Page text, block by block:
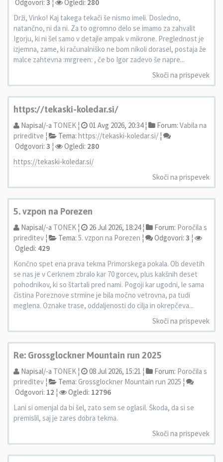
Odgovori: 3 ¦ Ogledi: 280
Drži, Vinko! Kaj takega tekači še nismo imeli. Dosledno,
natančno, ni da ni. Za to ogromno delo se imamo za zahvalit
Igorju, ki ni šel samo v detajle ampak v mikrone. Preglednost je
izjemna, zame, ki računalniško ne bom nikoli dorasel, postaja že
malce zahtevna :mrgreen: , če bo Igor zadevo še napre...
Skoči na prispevek
https://tekaski-koledar.si/
Napisal/-a TONEK ¦ 01 Avg 2026, 20:34 ¦ Forum: Vabila na
prireditve ¦ Tema: https://tekaski-koledar.si/ ¦
Odgovori: 3 ¦ Ogledi: 280
https://tekaski-koledar.si/
Skoči na prispevek
5. vzpon na Porezen
Napisal/-a TONEK ¦ 26 Jul 2026, 18:24 ¦ Forum: Poročila s
prireditev ¦ Tema: 5. vzpon na Porezen ¦ Odgovori: 3 ¦
Ogledi: 429
Končno spet ena prava tekma Primorskega pokala. Ob devetih
se nas je v Cerknem zbralo kar 70 gorcev, plus kakšnih deset
pohodnikov, ki so štartali pred nami. Pogoji kar ugodni, le sama
čistina Poreznove strmine je bila močno vetrovna, pa tudi
meglena. Oznake trase, oddaljenosti do cilja in okrepčeva...
Skoči na prispevek
Re: Grossglockner Mountain run 2025
Napisal/-a TONEK ¦ 08 Jul 2026, 15:21 ¦ Forum: Poročila s
prireditev ¦ Tema: Grossglockner Mountain run 2025 ¦
Odgovori: 12 ¦ Ogledi: 12796
Lani si omenjal da bi šel, zato sem se oglasil. Škoda, da si se
premislil, saj je zares dobra tekma.
Skoči na prispevek